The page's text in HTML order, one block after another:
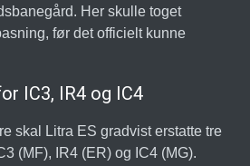
Her skulle toget
før det officielt kunne
IC3, IR4 og IC4
skal Litra ES gradvist erstatte tre
(MF), IR4 (ER) og IC4 (MG).